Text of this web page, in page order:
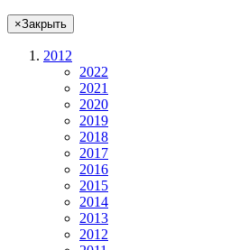
×Закрыть
2012
2022
2021
2020
2019
2018
2017
2016
2015
2014
2013
2012